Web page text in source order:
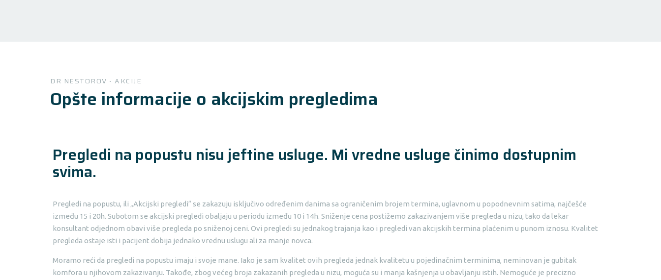
DR NESTOROV - AKCIJE
Opšte informacije o akcijskim pregledima
Pregledi na popustu nisu jeftine usluge. Mi vredne usluge činimo dostupnim
svima.
Pregledi na popustu, ili „Akcijski pregledi“ se zakazuju isključivo određenim danima sa ograničenim brojem termina, uglavnom u popodnevnim satima, najčešće
između 15 i 20h. Subotom se akcijski pregledi obaljaju u periodu između 10 i 14h. Sniženje cena postižemo zakazivanjem više pregleda u nizu, tako da lekar
konsultant odjednom obavi više pregleda po sniženoj ceni. Ovi pregledi su jednakog trajanja kao i pregledi van akcijskih termina plaćenim u punom iznosu. Kvalitet
pregleda ostaje isti i pacijent dobija jednako vrednu uslugu ali za manje novca.
Moramo reći da pregledi na popustu imaju i svoje mane. Iako je sam kvalitet ovih pregleda jednak kvalitetu u pojedinačnim terminima, neminovan je gubitak
komfora u njihovom zakazivanju. Takođe, zbog većeg broja zakazanih pregleda u nizu, moguća su i manja kašnjenja u obavljanju istih. Nemoguće je precizno